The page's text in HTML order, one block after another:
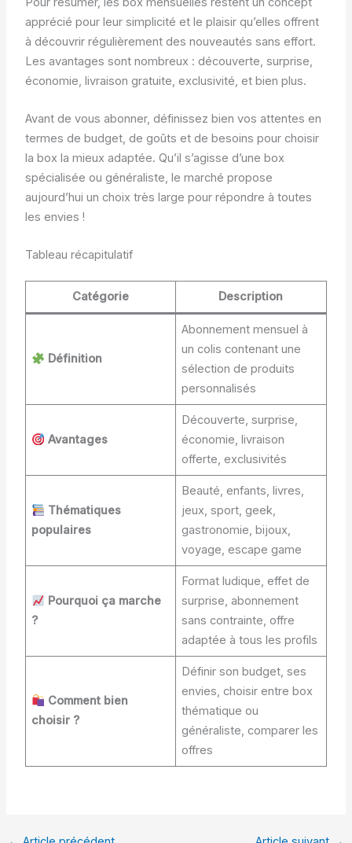
apprécié pour leur simplicité et le plaisir qu’elles offrent
à découvrir régulièrement des nouveautés sans effort.
Les avantages sont nombreux : découverte, surprise,
économie, livraison gratuite, exclusivité, et bien plus.
Avant de vous abonner, définissez bien vos attentes en
termes de budget, de goûts et de besoins pour choisir
la box la mieux adaptée. Qu’il s’agisse d’une box
spécialisée ou généraliste, le marché propose
aujourd’hui un choix très large pour répondre à toutes
les envies !
Tableau récapitulatif
Catégorie Description
Définition
Abonnement mensuel à
un colis contenant une
sélection de produits
personnalisés
Avantages
Découverte, surprise,
économie, livraison
offerte, exclusivités
Thématiques
populaires
Beauté, enfants, livres,
jeux, sport, geek,
gastronomie, bijoux,
voyage, escape game
Pourquoi ça marche
?
Format ludique, effet de
surprise, abonnement
sans contrainte, offre
adaptée à tous les profils
Comment bien
choisir ?
Définir son budget, ses
envies, choisir entre box
thématique ou
généraliste, comparer les
offres